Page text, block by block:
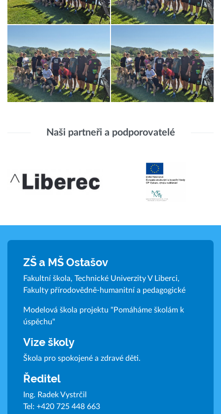
Naši partneři a podporovatelé
ZŠ a MŠ Ostašov
Fakultní škola, Technické Univerzity V Liberci,
Fakulty přírodovědně-humanitní a pedagogické
Modelová škola projektu "Pomáháme školám k
úspěchu"
Vize školy
Škola pro spokojené a zdravé děti.
Ředitel
Ing. Radek Vystrčil
Tel: +420 725 448 663